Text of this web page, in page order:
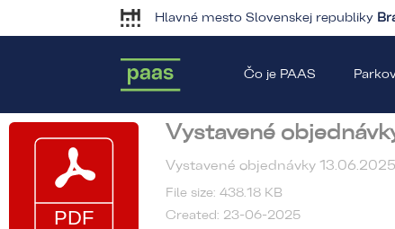
Hlavné mesto Slovenskej republiky
Čo je PAAS
Vystavené
Vystavené objednávky
File size: 438.18 KB
Created: 23-06-2025